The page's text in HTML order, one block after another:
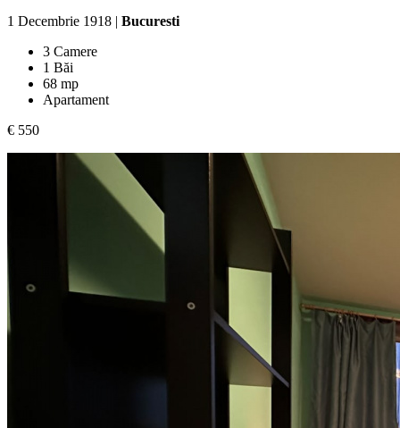
1 Decembrie 1918 | Bucuresti
3 Camere
1 Băi
68 mp
Apartament
€ 550